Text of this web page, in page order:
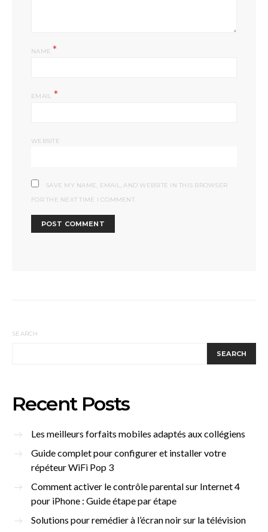
NAME*
EMAIL *
WEBSITE
SAVE MY NAME, EMAIL, AND WEBSITE IN THIS BROWSER
FOR THE NEXT TIME I COMMENT.
SEARCH
SEARCH
Recent Posts
Les meilleurs forfaits mobiles adaptés aux collégiens
Guide complet pour configurer et installer votre
répéteur WiFi Pop 3
Comment activer le contrôle parental sur Internet 4
pour iPhone : Guide étape par étape
Solutions pour remédier à l’écran noir sur la télévision